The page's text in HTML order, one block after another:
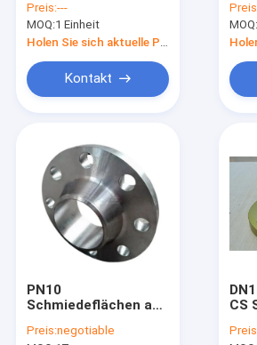
PN100 S235JR
P245GH 304
schmiedete Flansche
Preis:---
MOQ:1 Einheit
Kontakt
MOQ:
PN10
Schmiedeflächen aus
4504 Bl Chemie
Preis:negotiable
CS